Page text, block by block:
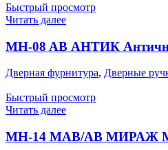
Быстрый просмотр
Читать далее
MH-08 AB АНТИК
Дверная фурнитура, Дверные
Быстрый просмотр
Читать далее
MH-14 MAB/AB МИРАЖ